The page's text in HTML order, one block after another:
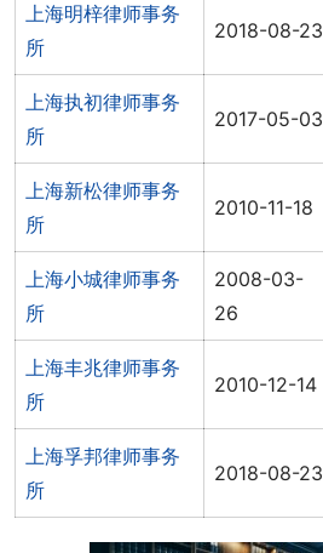
上海明梓律师事务
所
2018-08-23
上海执初律师事务
所
2017-05-03
上海新松律师事务
所
2010-11-18
上海小城律师事务
所
2008-03-
26
上海丰兆律师事务
所
2010-12-14
上海孚邦律师事务
所
2018-08-23